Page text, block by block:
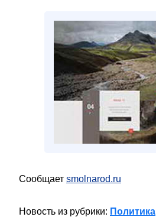
Сообщает smolnarod.ru
Новость из рубрики: Политика